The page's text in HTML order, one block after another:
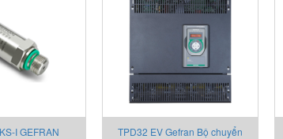
I GEFRAN
TPD32 EV Gefran Bộ chuyển